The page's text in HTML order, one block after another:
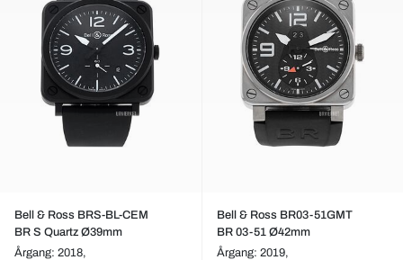
Bell & Ross BRS-BL-CEM
BR S Quartz Ø39mm
Årgang: 2018,
Bell & Ross BR03-51GMT
BR 03-51 Ø42mm
Årgang: 2019,